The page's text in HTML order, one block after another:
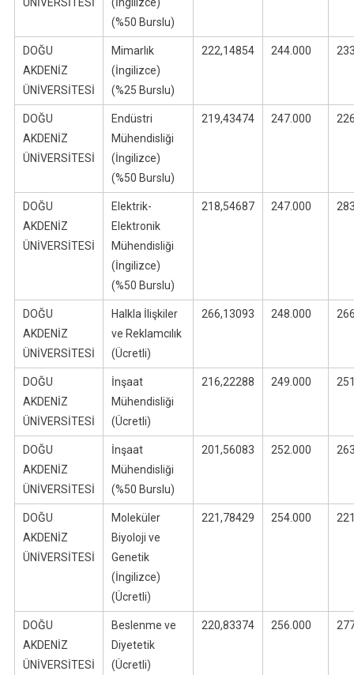
(%50 Burslu)
DOĞU
AKDENİZ
ÜNİVERSİTESİ
Mimarlık
(İngilizce)
(%25 Burslu)
222,14854 244.000
DOĞU
AKDENİZ
ÜNİVERSİTESİ
Endüstri
Mühendisliği
(İngilizce)
(%50 Burslu)
219,43474 247.000
DOĞU
AKDENİZ
ÜNİVERSİTESİ
Elektrik-
Elektronik
Mühendisliği
(İngilizce)
(%50 Burslu)
218,54687 247.000
DOĞU
AKDENİZ
ÜNİVERSİTESİ
Halkla İlişkiler
ve Reklamcılık
(Ücretli)
266,13093 248.000
DOĞU
AKDENİZ
ÜNİVERSİTESİ
İnşaat
Mühendisliği
(Ücretli)
216,22288 249.000
DOĞU
AKDENİZ
ÜNİVERSİTESİ
İnşaat
Mühendisliği
(%50 Burslu)
201,56083 252.000
DOĞU
AKDENİZ
ÜNİVERSİTESİ
Moleküler
Biyoloji ve
Genetik
(İngilizce)
(Ücretli)
221,78429 254.000
DOĞU
AKDENİZ
ÜNİVERSİTESİ
Beslenme ve
Diyetetik
(Ücretli)
220,83374 256.000